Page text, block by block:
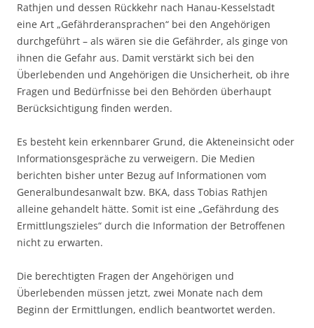
Rathjen und dessen Rückkehr nach Hanau-Kesselstadt
eine Art „Gefährderansprachen“ bei den Angehörigen
durchgeführt – als wären sie die Gefährder, als ginge von
ihnen die Gefahr aus. Damit verstärkt sich bei den
Überlebenden und Angehörigen die Unsicherheit, ob ihre
Fragen und Bedürfnisse bei den Behörden überhaupt
Berücksichtigung finden werden.
Es besteht kein erkennbarer Grund, die Akteneinsicht oder
Informationsgespräche zu verweigern. Die Medien
berichten bisher unter Bezug auf Informationen vom
Generalbundesanwalt bzw. BKA, dass Tobias Rathjen
alleine gehandelt hätte. Somit ist eine „Gefährdung des
Ermittlungszieles“ durch die Information der Betroffenen
nicht zu erwarten.
Die berechtigten Fragen der Angehörigen und
Überlebenden müssen jetzt, zwei Monate nach dem
Beginn der Ermittlungen, endlich beantwortet werden.